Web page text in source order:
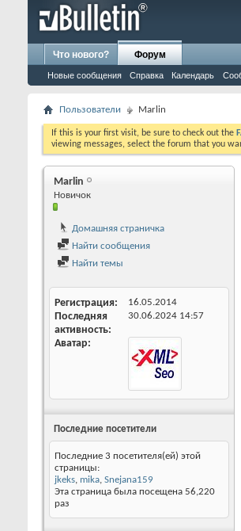
Что нового? Форум
Новые сообщения Справка Календарь
Пользователи Marlin
If this is your first visit, be sure to check out the
viewing messages, select the forum that you
Marlin
Новичок
Домашняя страничка
Найти сообщения
Найти темы
Регистрация 16.05.2014
Последняя
активность
30.06.2024 14:57
Аватар
Последние посетители
Последние 3 посетителя(ей) этой
страницы:
jkeks, mika, Snejana159
Эта страница была посещена 56,220
раз